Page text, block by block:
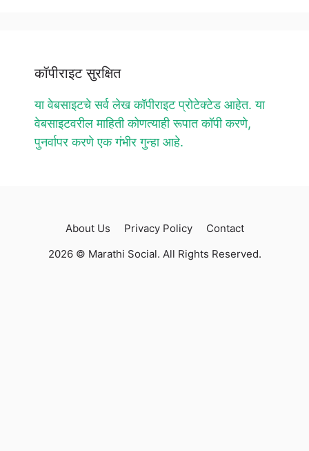
कॉपीराइट सुरक्षित
या वेबसाइटचे सर्व लेख कॉपीराइट प्रोटेक्टेड आहेत. या
वेबसाइटवरील माहिती कोणत्याही रूपात कॉपी करणे,
पुनर्वापर करणे एक गंभीर गुन्हा आहे.
About Us Privacy Policy
Contact
2026 © Marathi Social. All Rights Reserved.